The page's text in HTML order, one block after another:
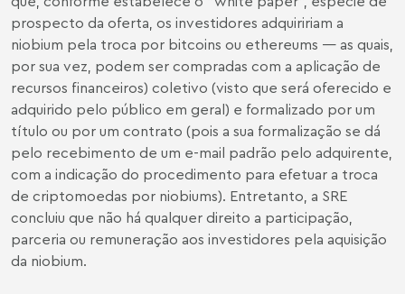
prospecto da oferta, os investidores adquiririam a
niobium pela troca por bitcoins ou ethereums — as quais,
por sua vez, podem ser compradas com a aplicação de
recursos financeiros) coletivo (visto que será oferecido e
adquirido pelo público em geral) e formalizado por um
título ou por um contrato (pois a sua formalização se dá
pelo recebimento de um e-mail padrão pelo adquirente,
com a indicação do procedimento para efetuar a troca
de criptomoedas por niobiums). Entretanto, a SRE
concluiu que não há qualquer direito a participação,
parceria ou remuneração aos investidores pela aquisição
da niobium.